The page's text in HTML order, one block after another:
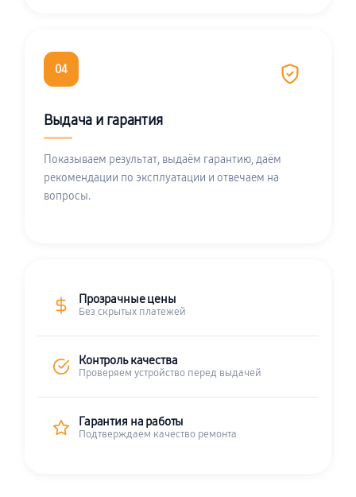
04
Выдача и гарантия
Показываем результат, выдаём гарантию, даём
рекомендации по эксплуатации и отвечаем на
вопросы.
Прозрачные цены
Без скрытых платежей
Контроль качества
Проверяем устройство перед выдачей
Гарантия на работы
Подтверждаем качество ремонта